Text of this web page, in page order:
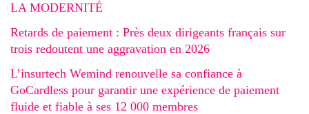
LA MODERNITÉ
Retards de paiement : Près deux dirigeants français sur
trois redoutent une aggravation en 2026
L’insurtech Wemind renouvelle sa confiance à
GoCardless pour garantir une expérience de paiement
fluide et fiable à ses 12 000 membres